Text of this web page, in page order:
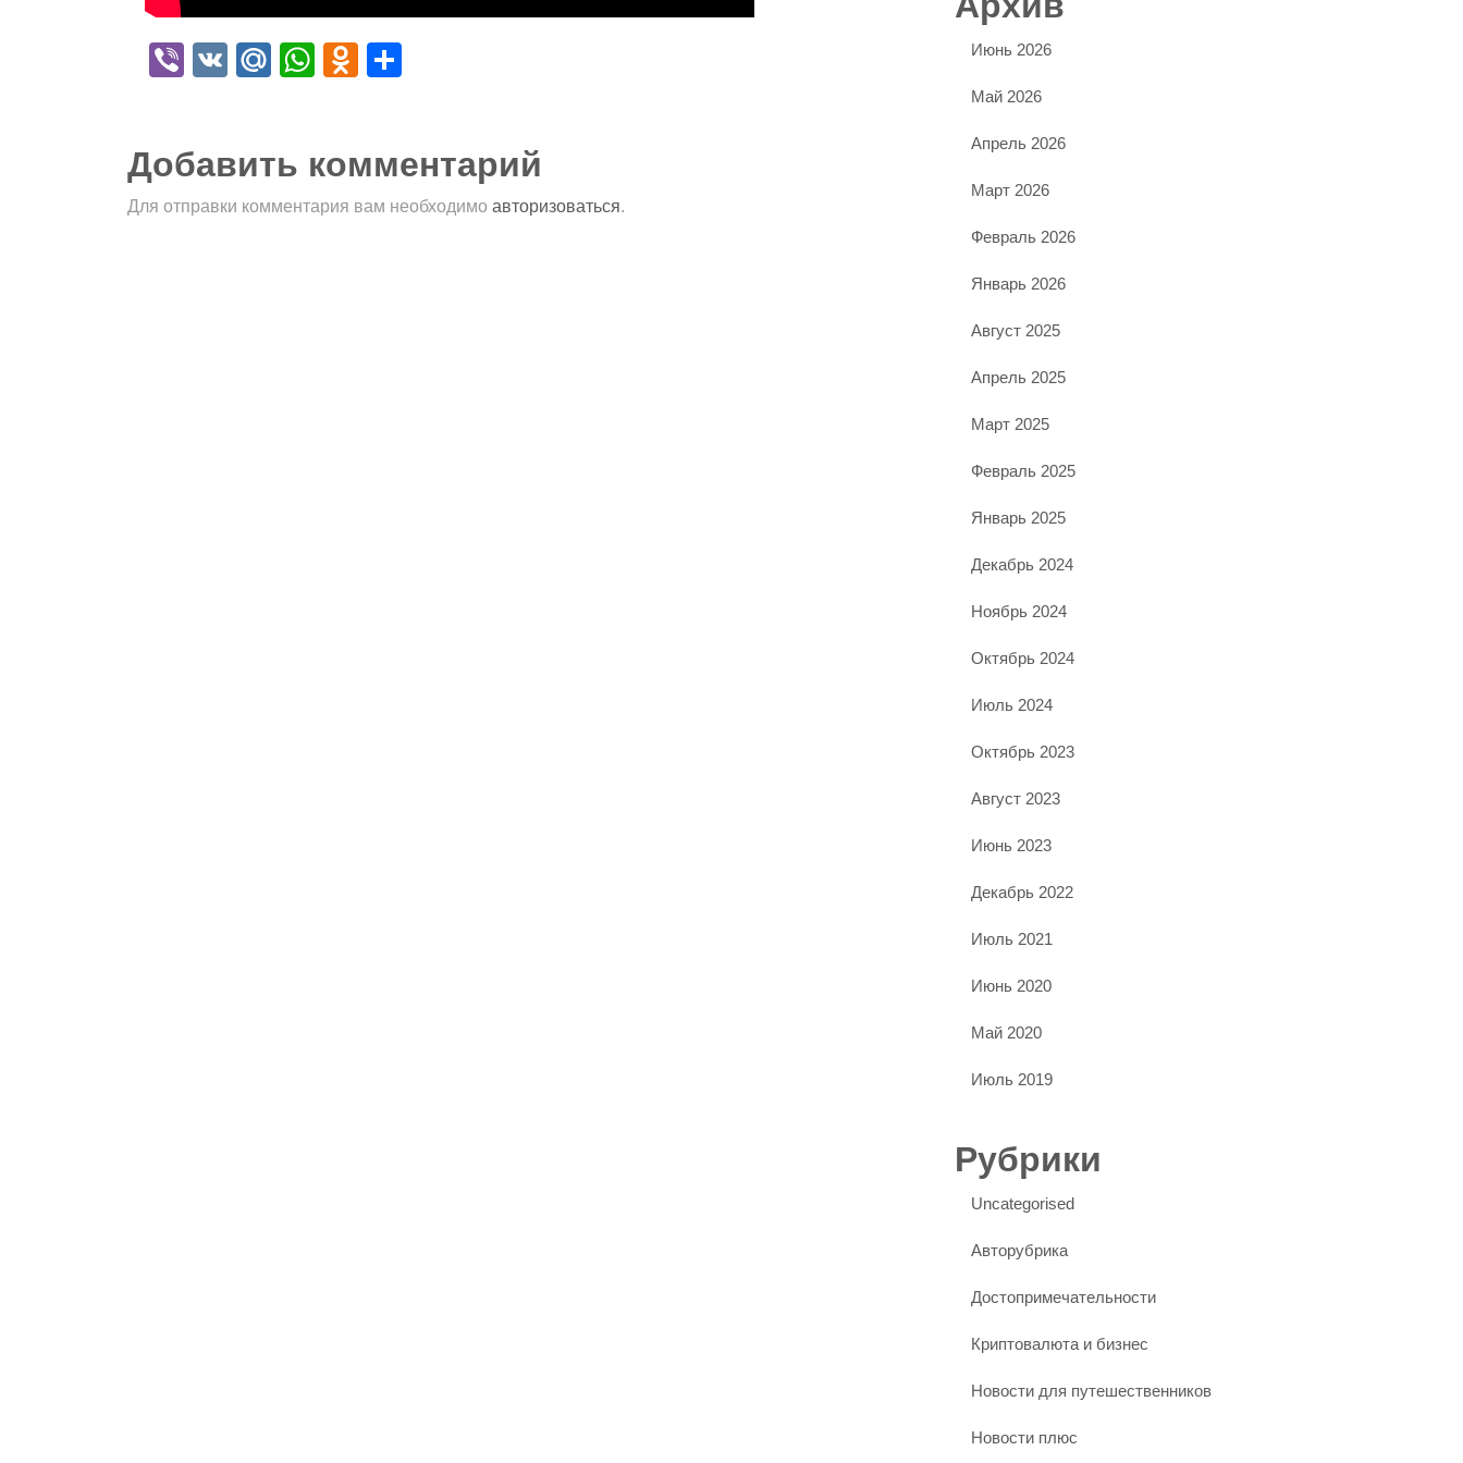
Viber
VK Mail.Ru
WhatsApp
Odnoklassniki
Добавить комментарий
Для отправки комментария вам необходимо авторизоваться.
Июнь 2026
Май 2026
Апрель 2026
Март 2026
Февраль 2026
Январь 2026
Август 2025
Апрель 2025
Март 2025
Февраль 2025
Январь 2025
Декабрь 2024
Ноябрь 2024
Октябрь 2024
Июль 2024
Октябрь 2023
Август 2023
Июнь 2023
Декабрь 2022
Июль 2021
Июнь 2020
Май 2020
Июль 2019
Рубрики
Uncategorised
Авторубрика
Достопримечательности
Криптовалюта и бизнес
Новости для путешественников
Новости плюс